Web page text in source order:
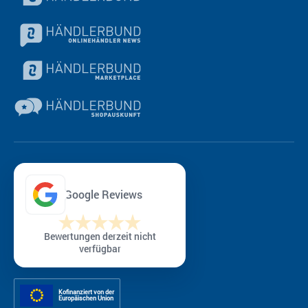
Google Reviews
Bewertungen derzeit nicht
verfügbar
Kofinanziert von der
Europäischen Union